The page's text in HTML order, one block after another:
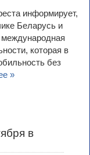
информирует,
Беларусь и
международная
которая в
без
»
в